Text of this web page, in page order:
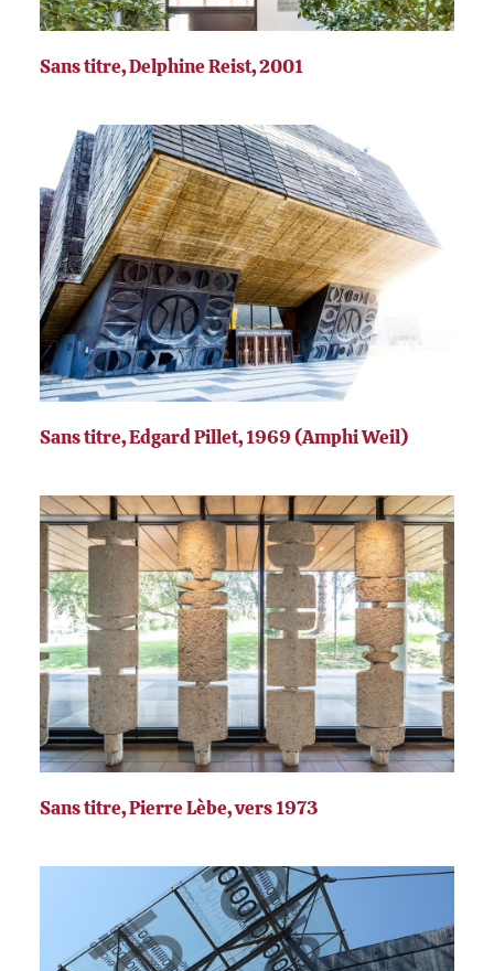
Sans titre, Delphine Reist, 2001
Sans titre, Edgard Pillet, 1969 (Amphi Weil)
Sans titre, Pierre Lèbe, vers 1973